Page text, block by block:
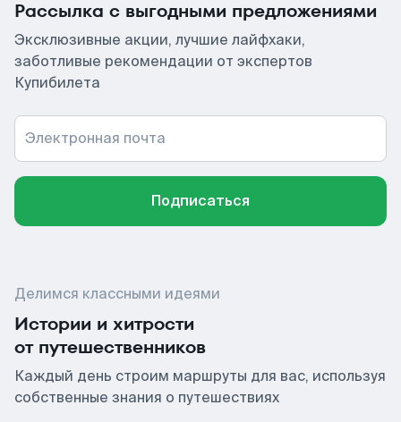
Рассылка с выгодными предложениями
Эксклюзивные акции, лучшие лайфхаки,
заботливые рекомендации от экспертов
Купибилета
Электронная почта
Подписаться
Делимся классными идеями
Истории и хитрости
от путешественников
Каждый день строим маршруты для вас, используя
собственные знания о путешествиях